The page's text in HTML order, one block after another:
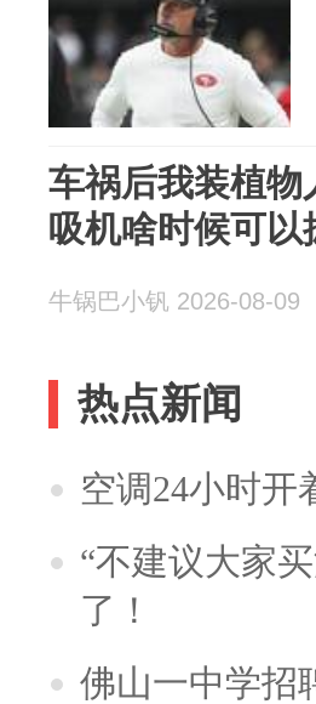
车祸后我装植物
吸机啥时候可以
牛锅巴小钒 2026-08-09
热点新闻
空调24小时开
“不建议大家
了！
佛山一中学招